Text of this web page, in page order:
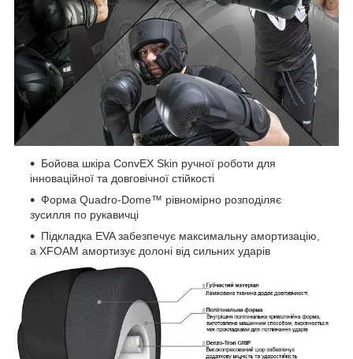
Бойова шкіра ConvEX Skin ручної роботи для
інноваційної та довговічної стійкості
Форма Quadro-Dome™ рівномірно розподіляє
зусилля по рукавичці
Підкладка EVA забезпечує максимальну амортизацію,
а XFOAM амортизує долоні від сильних ударів